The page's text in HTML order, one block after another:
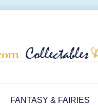
FANTASY & FAIRIES